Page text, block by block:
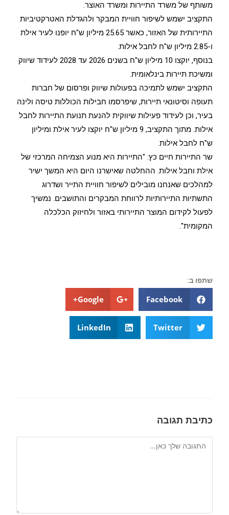
משותף של משרד התיירות ומשרד האוצר.
התקציב ישמש לשיפור חוויית המבקר ולהגדלת האטרקטיביות
התיירותית של האזור, כאשר 25.65 מיליון ש"ח יופנו לעיר אילת
ו-2.85 מיליון ש"ח לחבל אילות.
בנוסף, יוקצו 10 מיליון ש"ח בשנים 2026 עד 2028 לעידוד שיווק
ומשיכת תיירות בינלאומית.
התקציב ישמש לתמיכה בפעולות שיווק ופרסום של חברות
תעופה וסיטונאי תיירות, שיפרסמו חבילות הכוללות טיסה ולינה
בעיר, וכן לעידוד פעילות שיווקית להנעת תנועת התיירות לחבל
אילות. מתוך התקציב, 9 מיליון ש"ח יוקצו לעיר אילת ומיליון
ש"ח לחבל אילות.
שר התיירות חיים כץ: "התיירות היא מנוע הצמיחה המרכזי של
אילת וחבל אילות. ההחלטה שאישרנו היום היא המשך ישיר
למהלכים שאנחנו מובילים לשיפור חוויית התייר ושדרוג
התשתיות התיירותיות לרווחת המבקרים והתושבים. נמשיך
לפעול לקידום המוצר התיירותי באזור ולחיזוק הכלכלה
המקומית".
שתפו ב:
Facebook
Google+
Twitter
LinkedIn
כתיבת תגובה